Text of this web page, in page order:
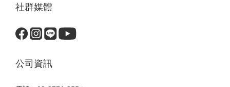
社群媒體
公司資訊